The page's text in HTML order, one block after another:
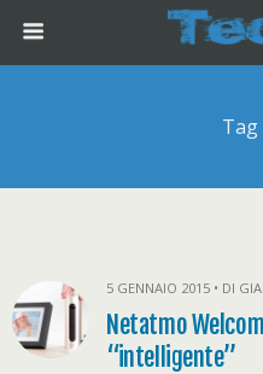
Tag
5 GENNAIO 2015 • DI
Netatmo
“intelligente”